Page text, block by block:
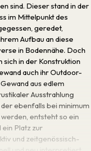
sind. Dieser stand in der
im Mittelpunkt des
geredet,
Aufbau an diese
in Bodennähe. Doch
sich in der Konstruktion
auch ihr Outdoor-
aus edlem
Ausstrahlung
ebenfalls bei minimum
entsteht so ein
Platz zur
und zeitgenössisch-